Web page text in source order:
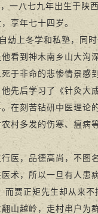
一八七九年出生于陕
享年七十四岁。
上冬学和私塾，同时
看到神木南乡山大沟
于非命的悲惨情景感
先后学习了《针灸大
在刻苦钻研中医理论
村多发的伤寒、瘟病
，品德高尚，不图名
术，所以一旦有人患
而贾正矩先生却从来
山越岭，走村串户为